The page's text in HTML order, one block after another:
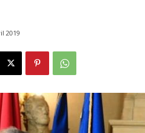
2019